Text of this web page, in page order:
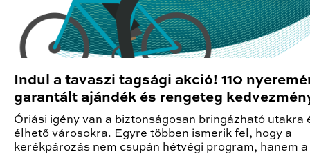
Indul a tavaszi tagsági akció! 110
garantált ajándék és rengeteg
Óriási igény van a biztonságosan bringázható utakra
élhető városokra. Egyre többen ismerik fel, hogy a
kerékpározás nem csupán hétvégi program, hanem a